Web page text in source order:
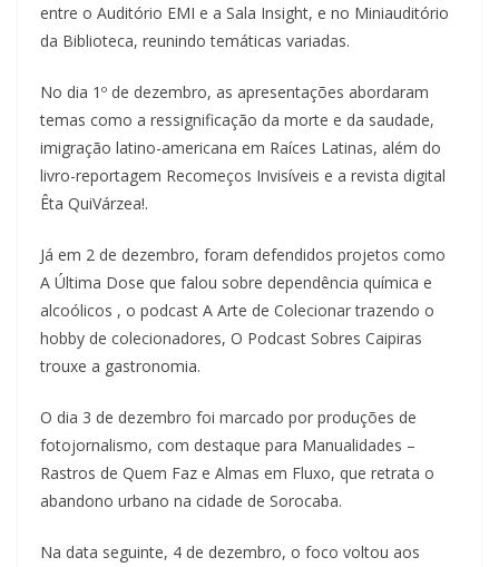
entre o Auditório EMI e a Sala Insight, e no Miniauditório
da Biblioteca, reunindo temáticas variadas.
No dia 1º de dezembro, as apresentações abordaram
temas como a ressignificação da morte e da saudade,
imigração latino-americana em Raíces Latinas, além do
livro-reportagem Recomeços Invisíveis e a revista digital
Êta QuiVárzea!.
Já em 2 de dezembro, foram defendidos projetos como
A Última Dose que falou sobre dependência química e
alcoólicos , o podcast A Arte de Colecionar trazendo o
hobby de colecionadores, O Podcast Sobres Caipiras
trouxe a gastronomia.
O dia 3 de dezembro foi marcado por produções de
fotojornalismo, com destaque para Manualidades –
Rastros de Quem Faz e Almas em Fluxo, que retrata o
abandono urbano na cidade de Sorocaba.
Na data seguinte, 4 de dezembro, o foco voltou aos